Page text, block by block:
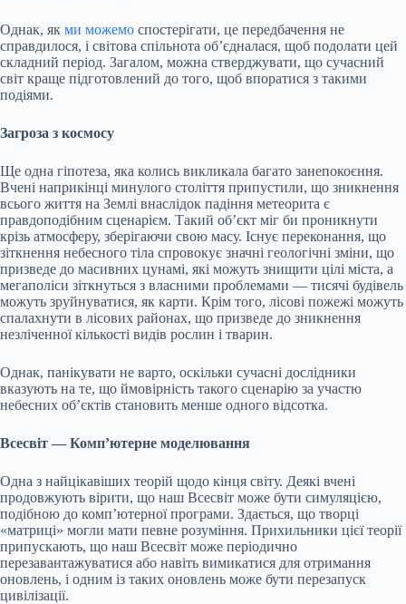
Однак, як ми можемо спостерігати, це передбачення не
справдилося, і світова спільнота об’єдналася, щоб подолати цей
складний період. Загалом, можна стверджувати, що сучасний
світ краще підготовлений до того, щоб впоратися з такими
подіями.
Загроза з космосу
Ще одна гіпотеза, яка колись викликала багато занепокоєння.
Вчені наприкінці минулого століття припустили, що зникнення
всього життя на Землі внаслідок падіння метеорита є
правдоподібним сценарієм. Такий об’єкт міг би проникнути
крізь атмосферу, зберігаючи свою масу. Існує переконання, що
зіткнення небесного тіла спровокує значні геологічні зміни, що
призведе до масивних цунамі, які можуть знищити цілі міста, а
мегаполіси зіткнуться з власними проблемами — тисячі будівель
можуть зруйнуватися, як карти. Крім того, лісові пожежі можуть
спалахнути в лісових районах, що призведе до зникнення
незліченної кількості видів рослин і тварин.
Однак, панікувати не варто, оскільки сучасні дослідники
вказують на те, що ймовірність такого сценарію за участю
небесних об’єктів становить менше одного відсотка.
Всесвіт — Комп’ютерне моделювання
Одна з найцікавіших теорій щодо кінця світу. Деякі вчені
продовжують вірити, що наш Всесвіт може бути симуляцією,
подібною до комп’ютерної програми. Здається, що творці
«матриці» могли мати певне розуміння. Прихильники цієї теорії
припускають, що наш Всесвіт може періодично
перезавантажуватися або навіть вимикатися для отримання
оновлень, і одним із таких оновлень може бути перезапуск
цивілізації.